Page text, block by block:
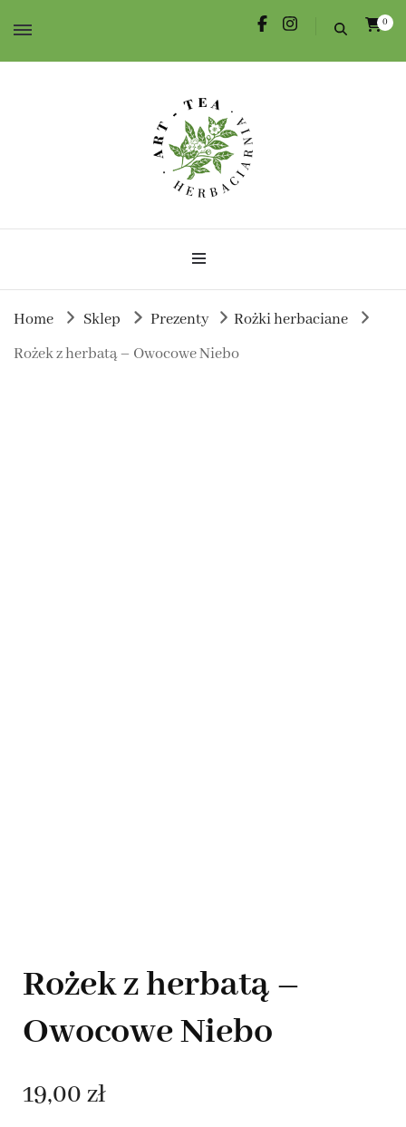
0
Herbaciarnia Art-Tea
Home Sklep Prezenty
Rożki herbaciane
Rożek z herbatą – Owocowe Niebo
Rożek z herbatą –
Owocowe Niebo
19,00 zł